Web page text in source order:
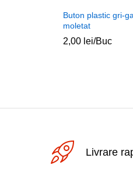
Buton plastic gri-
moletat
2,00 lei/Buc
Livrare